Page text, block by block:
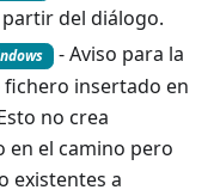
del diálogo.
- Aviso para la
insertado en
no crea
en el camino pero
existentes a